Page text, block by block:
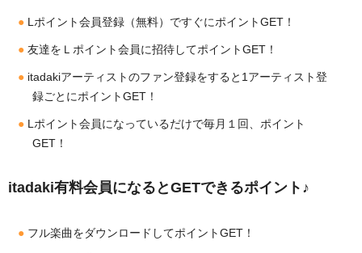
Lポイント会員登録（無料）ですぐにポイントGET！
友達をＬポイント会員に招待してポイントGET！
itadakiアーティストのファン登録をすると1アーティスト登
録ごとにポイントGET！
Lポイント会員になっているだけで毎月１回、ポイント
GET！
itadaki有料会員になるとGETできるポイント♪
フル楽曲をダウンロードしてポイントGET！